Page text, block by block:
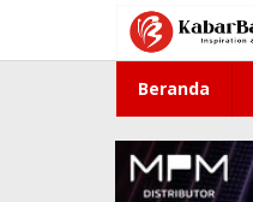
konten
Beranda